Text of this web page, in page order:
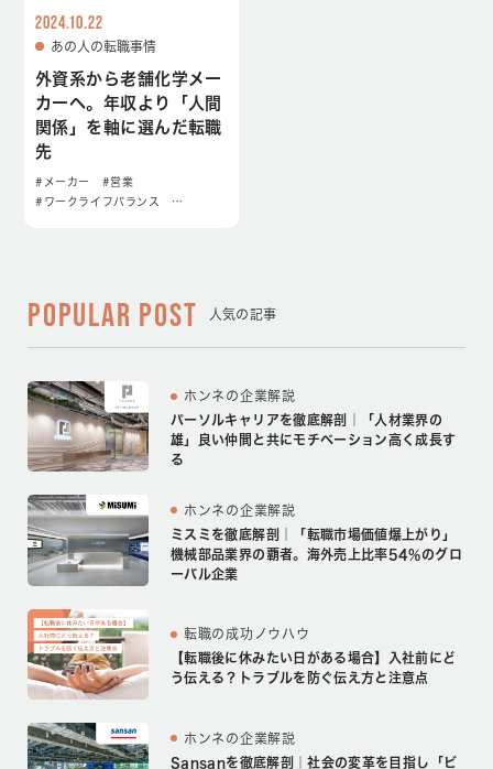
2024.10.22
あの人の転職事情
外資系から老舗化学メー
カーへ。年収より「人間
関係」を軸に選んだ転職
先
#メーカー
#営業
#ワークライフバランス
…
POPULAR POST 人気の記事
ホンネの企業解説
パーソルキャリアを徹底解剖｜「人材業界の
雄」良い仲間と共にモチベーション高く成長す
る
ホンネの企業解説
ミスミを徹底解剖｜「転職市場価値爆上がり」
機械部品業界の覇者。海外売上比率54%のグロ
ーバル企業
転職の成功ノウハウ
【転職後に休みたい日がある場合】入社前にど
う伝える？トラブルを防ぐ伝え方と注意点
ホンネの企業解説
Sansanを徹底解剖｜社会の変革を目指し「ビ